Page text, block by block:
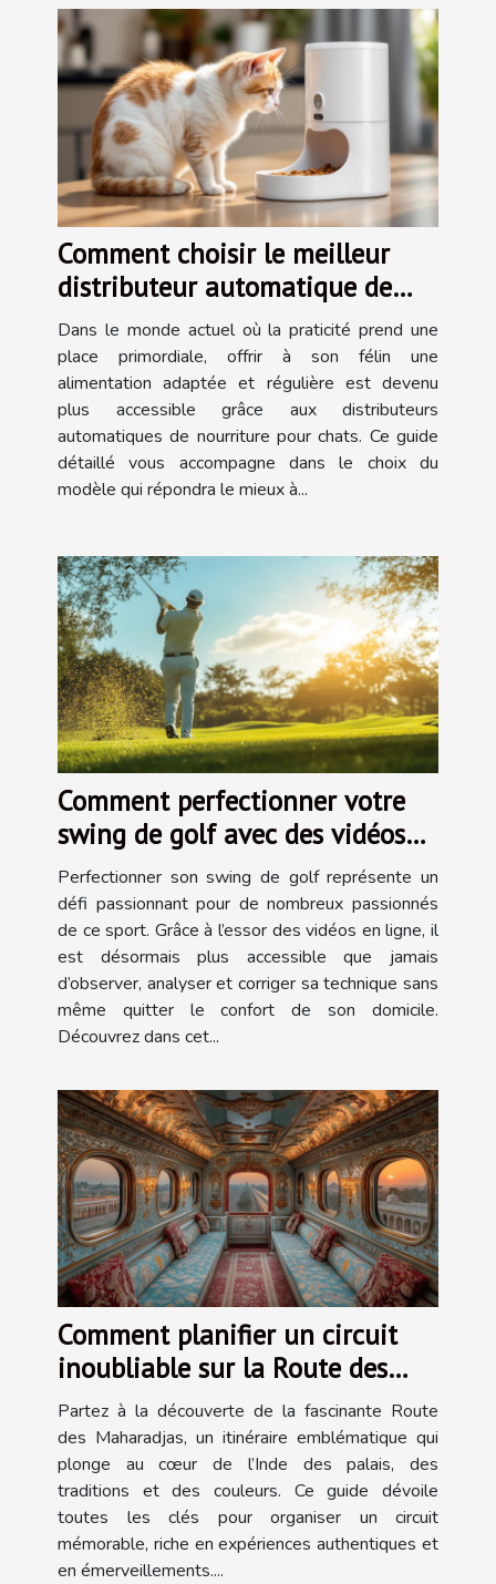
Comment choisir le meilleur
distributeur automatique de
nourriture pour chats ?
Dans le monde actuel où la praticité prend une
place primordiale, offrir à son félin une
alimentation adaptée et régulière est devenu
plus accessible grâce aux distributeurs
automatiques de nourriture pour chats. Ce guide
détaillé vous accompagne dans le choix du
modèle qui répondra le mieux à...
Comment perfectionner votre
swing de golf avec des vidéos
en ligne
Perfectionner son swing de golf représente un
défi passionnant pour de nombreux passionnés
de ce sport. Grâce à l’essor des vidéos en ligne, il
est désormais plus accessible que jamais
d’observer, analyser et corriger sa technique sans
même quitter le confort de son domicile.
Découvrez dans cet...
Comment planifier un circuit
inoubliable sur la Route des
Maharadjas ?
Partez à la découverte de la fascinante Route
des Maharadjas, un itinéraire emblématique qui
plonge au cœur de l’Inde des palais, des
traditions et des couleurs. Ce guide dévoile
toutes les clés pour organiser un circuit
mémorable, riche en expériences authentiques et
en émerveillements....